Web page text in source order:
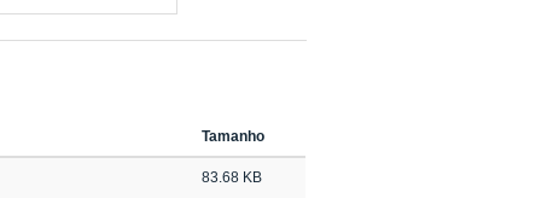
Tamanho
83.68 KB